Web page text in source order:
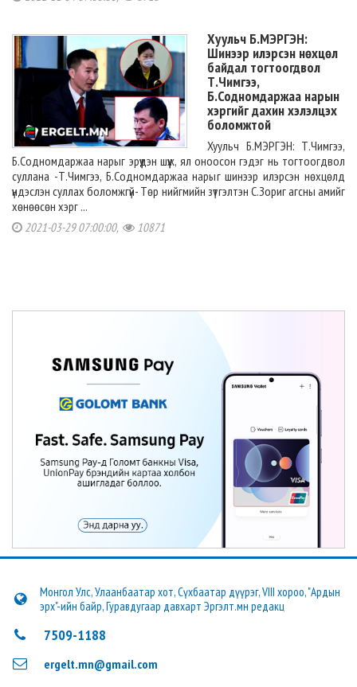
Хуульч Б.МЭРГЭН:
Шинээр илэрсэн нөхцөл
байдал тогтоогдвол
Т.Чимгээ,
Б.Содномдаржаа нарын
хэргийг дахин хэлэлцэх
боломжтой
Хуульч Б.МЭРГЭН: Т.Чимгээ,
Б.Содномдаржаа нарыг эрүүдэн шүүж, ял оноосон гэдэг нь тогтоогдвол
суллана -Т.Чимгээ, Б.Содномдаржаа нарыг шинээр илэрсэн нөхцөлд
үндэслэн суллах боломжгүй- Төр нийгмийн зүтгэлтэн С.Зориг агсны амийг
хөнөөсөн хэрг ...
2021-03-29 07:00:00, 10871
Монгол Улс, Улаанбаатар хот, Сүхбаатар дүүрэг, VIII хороо, "Ардын
эрх"-ийн байр, Гуравдугаар давхарт Эргэлт.мн редакц
7509-1188
ergelt.mn@gmail.com